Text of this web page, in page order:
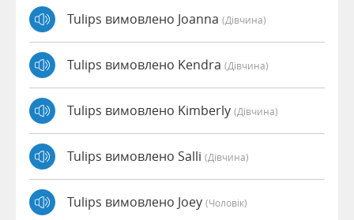
Tulips вимовлено Joanna (дівчина)
Tulips вимовлено Kendra (дівчина)
Tulips вимовлено Kimberly (дівчина)
Tulips вимовлено Salli (дівчина)
Tulips вимовлено Joey (чоловік)